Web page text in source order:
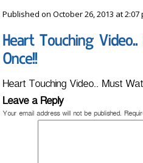
Published on October 26, 2013 at 2:07
Heart Touching
Once!!
Heart Touching Video.. Must
Leave a Reply
Your email address will not be published.